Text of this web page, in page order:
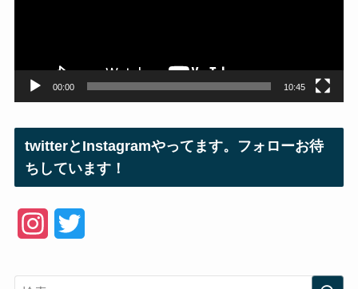
00:00 10:45
twitterとInstagramやってます。フォローお待
ちしています！